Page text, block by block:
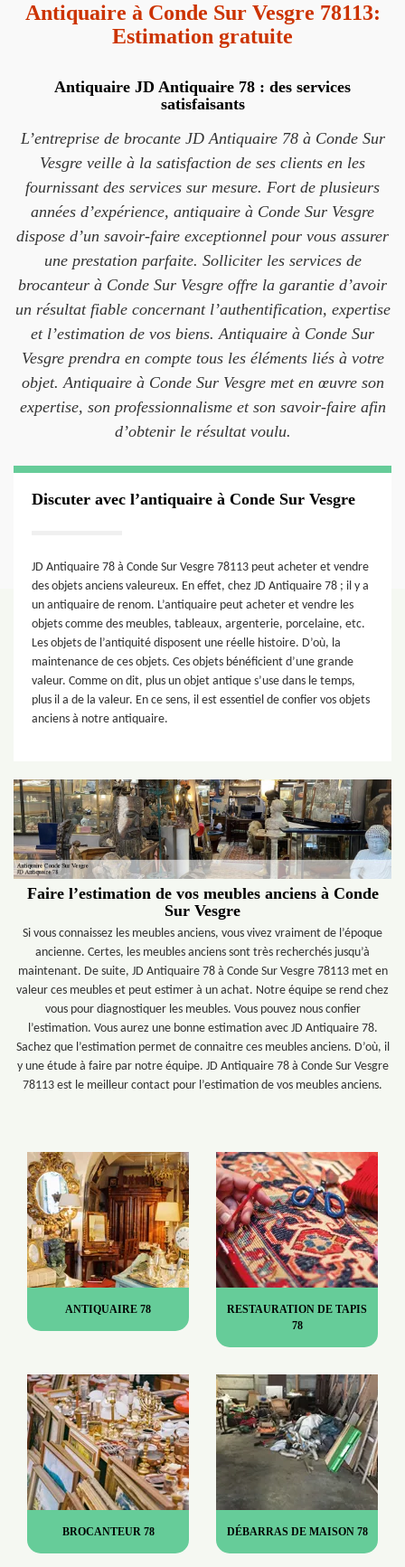
Antiquaire à Conde Sur Vesgre 78113:
Estimation gratuite
Antiquaire JD Antiquaire 78 : des services
satisfaisants
L’entreprise de brocante JD Antiquaire 78 à Conde Sur
Vesgre veille à la satisfaction de ses clients en les
fournissant des services sur mesure. Fort de plusieurs
années d’expérience, antiquaire à Conde Sur Vesgre
dispose d’un savoir-faire exceptionnel pour vous assurer
une prestation parfaite. Solliciter les services de
brocanteur à Conde Sur Vesgre offre la garantie d’avoir
un résultat fiable concernant l’authentification, expertise
et l’estimation de vos biens. Antiquaire à Conde Sur
Vesgre prendra en compte tous les éléments liés à votre
objet. Antiquaire à Conde Sur Vesgre met en œuvre son
expertise, son professionnalisme et son savoir-faire afin
d’obtenir le résultat voulu.
Discuter avec l’antiquaire à Conde Sur Vesgre
JD Antiquaire 78 à Conde Sur Vesgre 78113 peut acheter et vendre
des objets anciens valeureux. En effet, chez JD Antiquaire 78 ; il y a
un antiquaire de renom. L’antiquaire peut acheter et vendre les
objets comme des meubles, tableaux, argenterie, porcelaine, etc.
Les objets de l’antiquité disposent une réelle histoire. D’où, la
maintenance de ces objets. Ces objets bénéficient d’une grande
valeur. Comme on dit, plus un objet antique s’use dans le temps,
plus il a de la valeur. En ce sens, il est essentiel de confier vos objets
anciens à notre antiquaire.
Faire l’estimation de vos meubles anciens à Conde
Sur Vesgre
Si vous connaissez les meubles anciens, vous vivez vraiment de l’époque
ancienne. Certes, les meubles anciens sont très recherchés jusqu’à
maintenant. De suite, JD Antiquaire 78 à Conde Sur Vesgre 78113 met en
valeur ces meubles et peut estimer à un achat. Notre équipe se rend chez
vous pour diagnostiquer les meubles. Vous pouvez nous confier
l’estimation. Vous aurez une bonne estimation avec JD Antiquaire 78.
Sachez que l’estimation permet de connaitre ces meubles anciens. D’où, il
y une étude à faire par notre équipe. JD Antiquaire 78 à Conde Sur Vesgre
78113 est le meilleur contact pour l’estimation de vos meubles anciens.
ANTIQUAIRE 78
RESTAURATION DE TAPIS
78
BROCANTEUR 78 DÉBARRAS DE MAISON 78